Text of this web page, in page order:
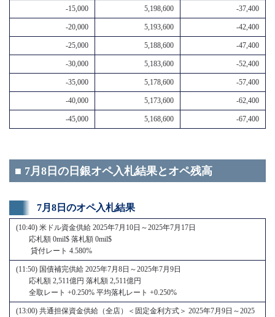
-15,000 5,198,600 -37,400
-20,000 5,193,600 -42,400
-25,000 5,188,600 -47,400
-30,000 5,183,600 -52,400
-35,000 5,178,600 -57,400
-40,000 5,173,600 -62,400
-45,000 5,168,600 -67,400
■ 7月8日の日銀オペ入札結果とオペ残高
7月8日のオペ入札結果
(10:40) 米ドル資金供給 2025年7月10日～2025年7月17日
応札額 0mil$ 落札額 0mil$
貸付レート 4.580%
(11:50) 国債補完供給 2025年7月8日～2025年7月9日
応札額 2,511億円 落札額 2,511億円
全取レート +0.250% 平均落札レート +0.250%
(13:00) 共通担保資金供給（全店）＜固定金利方式＞ 2025年7月9日～2025